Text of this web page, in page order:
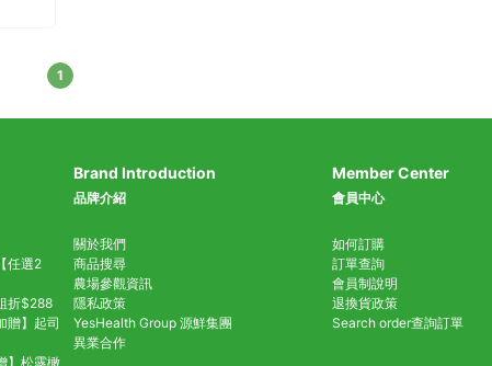
1
任選2
折$288
贈】起司
】松露橄
Brand Introduction
品牌介紹
關於我們
商品搜尋
農場參觀資訊
隱私政策
YesHealth Group 源鮮集團
異業合作
Member Center
會員中心
如何訂購
訂單查詢
會員制說明
退換貨政策
Search order查詢訂單